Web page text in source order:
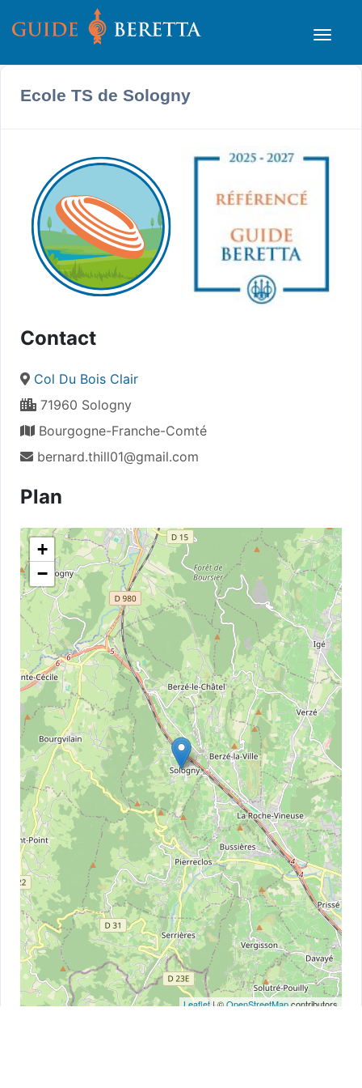
Ecole TS de Sologny
Contact
Col Du Bois Clair
71960 Sologny
Bourgogne-Franche-Comté
bernard.thill01@gmail.com
Plan
+
−
Leaflet| ©OpenStreetMapcontributors